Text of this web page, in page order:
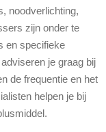
noodverlichting,
zijn onder te
en specifieke
je graag bij
de frequentie en het
helpen je bij